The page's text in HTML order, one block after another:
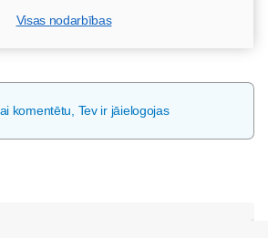
Visas nodarbības
komentētu, Tev ir jāielogojas